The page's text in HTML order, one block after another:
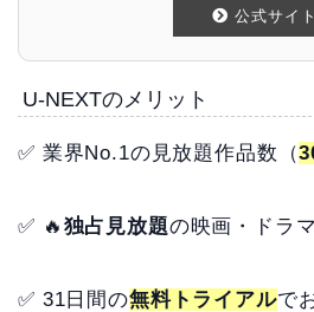
公式サイト
U-NEXTのメリット
✅ 業界No.1の見放題作品数（
✅ 🔥 独占見放題の映画・ドラ
✅ 31日間の無料トライアルで